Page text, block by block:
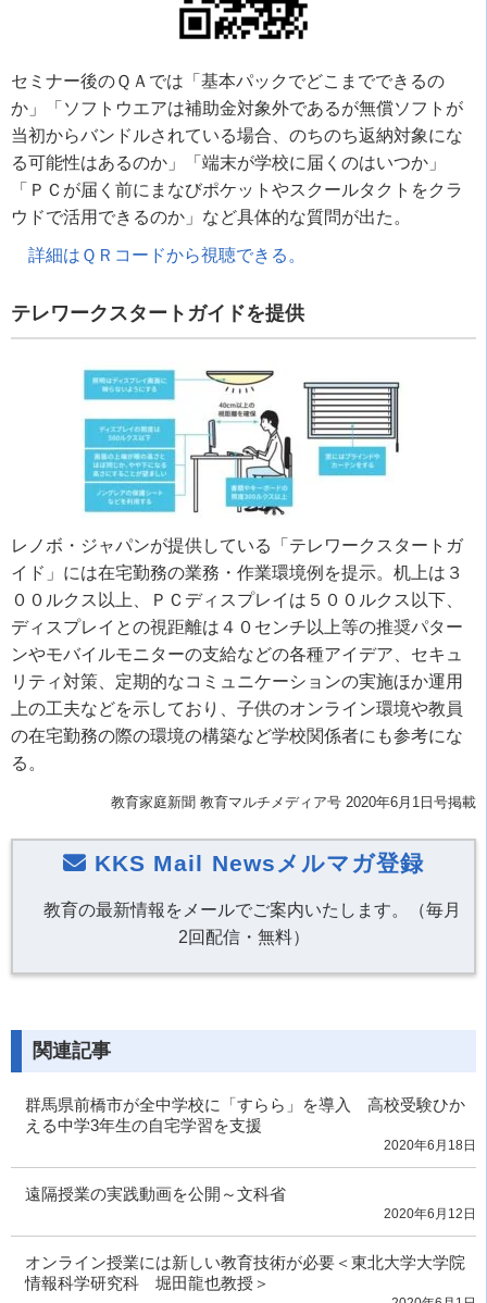
セミナー後のＱＡでは「基本パックでどこまでできるの
か」「ソフトウエアは補助金対象外であるが無償ソフトが
当初からバンドルされている場合、のちのち返納対象にな
る可能性はあるのか」「端末が学校に届くのはいつか」
「ＰＣが届く前にまなびポケットやスクールタクトをクラ
ウドで活用できるのか」など具体的な質問が出た。
詳細はＱＲコードから視聴できる。
テレワークスタートガイドを提供
レノボ・ジャパンが提供している「テレワークスタートガ
イド」には在宅勤務の業務・作業環境例を提示。机上は３
００ルクス以上、ＰＣディスプレイは５００ルクス以下、
ディスプレイとの視距離は４０センチ以上等の推奨パター
ンやモバイルモニターの支給などの各種アイデア、セキュ
リティ対策、定期的なコミュニケーションの実施ほか運用
上の工夫などを示しており、子供のオンライン環境や教員
の在宅勤務の際の環境の構築など学校関係者にも参考にな
る。
教育家庭新聞 教育マルチメディア号 2020年6月1日号掲載
KKS Mail Newsメルマガ登録
教育の最新情報をメールでご案内いたします。（毎月
2回配信・無料）
関連記事
群馬県前橋市が全中学校に「すらら」を導入 高校受験ひか
える中学3年生の自宅学習を支援
2020年6月18日
遠隔授業の実践動画を公開～文科省
2020年6月12日
オンライン授業には新しい教育技術が必要＜東北大学大学院
情報科学研究科 堀田龍也教授＞